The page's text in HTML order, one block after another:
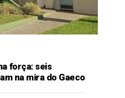
força: seis
na mira do Gaeco